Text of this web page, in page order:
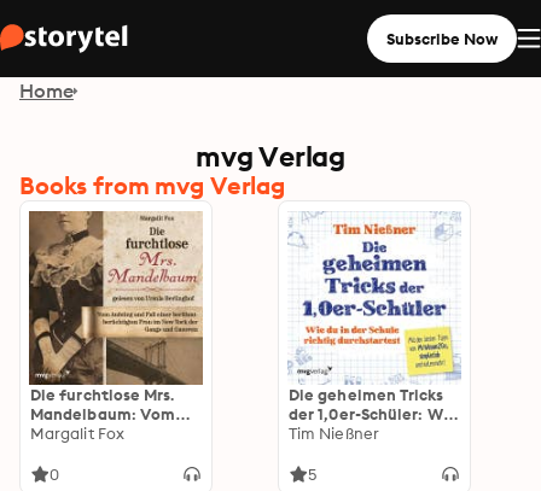
Subscribe Now
Home
mvg Verlag
Books from mvg Verlag
Die furchtlose Mrs.
Mandelbaum: Vom
Aufstieg und Fall
berüchtigten Frau im
Margalit Fox
0
Die geheimen Tricks
der 1,0er-Schüler: Wie
du in der Schule
Mit den besten Tipps
Tim Nießner
5